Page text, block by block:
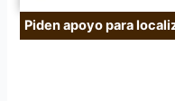
Piden apoyo para